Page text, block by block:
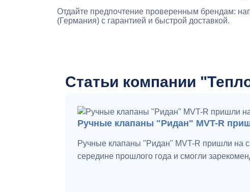
Отдайте предпочтение проверенным брендам:
(Германия) с гарантией и быстрой доставкой.
Статьи компании
Ручные клапаны "Ридан" MVT-R
Ручные клапаны "Ридан" MVT-R пришли на
середине прошлого года и смогли